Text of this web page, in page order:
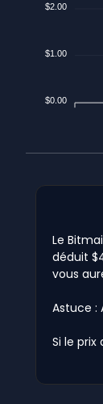
$2.00
$1.00
$0.00
Le
déduit
vous
Astuce :
Si le prix